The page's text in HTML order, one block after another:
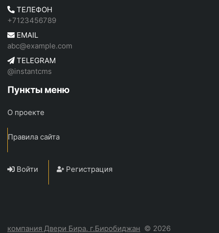
ТЕЛЕФОН
+7123456789
EMAIL
abc@example.com
TELEGRAM
@instantcms
Пункты меню
О проекте
Правила сайта
Войти Регистрация
компания Двери Бира. г.Биробиджан © 2026